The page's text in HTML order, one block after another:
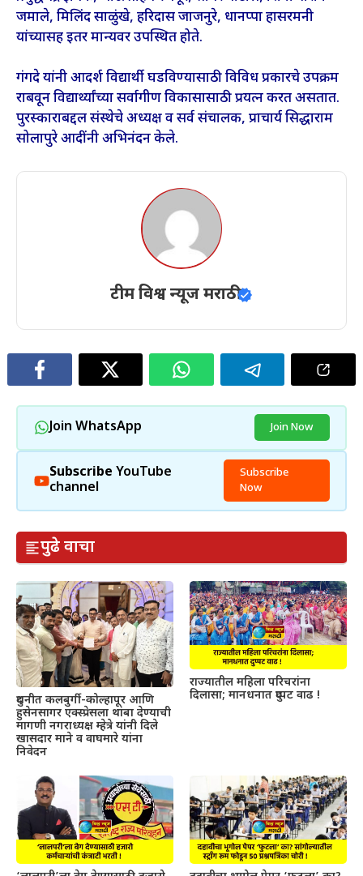
जमाले, मिलिंद साळुंखे, हरिदास जाजनुरे, धानप्पा हासरमनी
यांच्यासह इतर मान्यवर उपस्थित होते.
गंगदे यांनी आदर्श विद्यार्थी घडविण्यासाठी विविध प्रकारचे उपक्रम
राबवून विद्यार्थ्यांच्या सर्वागीण विकासासाठी प्रयत्न करत असतात.
पुरस्काराबद्दल संस्थेचे अध्यक्ष व सर्व संचालक, प्राचार्य सिद्धाराम
सोलापुरे आदींनी अभिनंदन केले.
टीम विश्व न्यूज मराठी
Join WhatsApp Join Now
Subscribe YouTube
channel
Subscribe
Now
पुढे वाचा
दुधनीत कलबुर्गी-कोल्हापूर आणि
हुसेनसागर एक्स्प्रेसला थांबा देण्याची
मागणी नगराध्यक्ष म्हेत्रे यांनी दिले
खासदार माने व वाघमारे यांना
निवेदन
राज्यातील महिला परिचरांना
दिलासा; मानधनात दुप्पट वाढ !